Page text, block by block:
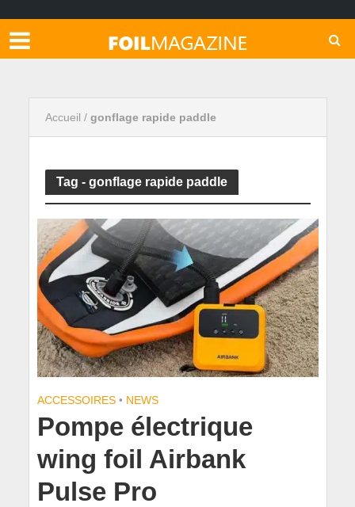
Accueil / gonflage rapide paddle
Tag - gonflage rapide paddle
ACCESSOIRES • NEWS
Pompe électrique
wing foil Airbank
Pulse Pro